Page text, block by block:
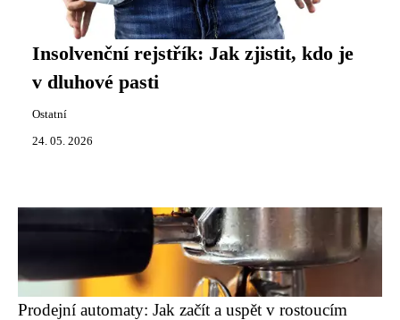
Insolvenční rejstřík: Jak zjistit, kdo je
v dluhové pasti
Ostatní
24. 05. 2026
Prodejní automaty: Jak začít a uspět v rostoucím